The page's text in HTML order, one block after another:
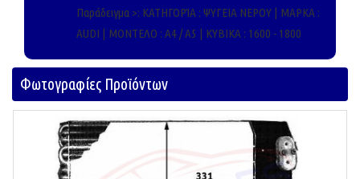
Παράδειγμα >: ΚΑΤΗΓΟΡΊΑ : ΨΥΓΕΙΑ ΝΕΡΟΥ | ΜΑΡΚΑ :
AUDI | ΜΟΝΤΕΛΟ : A4 / A5 | ΚΥΒΙΚΑ : 1600 - 1800
Φωτογραφίες Προϊόντων